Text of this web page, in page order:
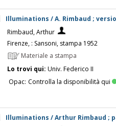
Illuminations / A. Rimbaud ;
Rimbaud, Arthur
Firenze, : Sansoni, stampa 1952
Materiale a stampa
Lo trovi qui: Univ. Federico II
Opac: Controlla la disponibilità qui
Illuminations / Arthur Rimbaud ;